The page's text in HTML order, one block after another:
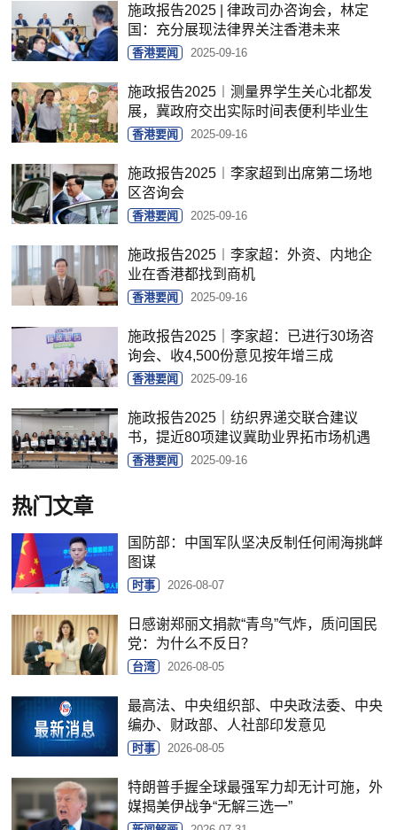
施政报告2025 | 律政司办咨询会，林定
国：充分展现法律界关注香港未来
香港要闻 2025-09-16
施政报告2025︱测量界学生关心北都发
展，冀政府交出实际时间表便利毕业生
香港要闻 2025-09-16
施政报告2025︱李家超到出席第二场地
区咨询会
香港要闻 2025-09-16
施政报告2025︱李家超：外资、内地企
业在香港都找到商机
香港要闻 2025-09-16
施政报告2025｜李家超：已进行30场咨
询会、收4,500份意见按年增三成
香港要闻 2025-09-16
施政报告2025｜纺织界递交联合建议
书，提近80项建议冀助业界拓市场机遇
香港要闻 2025-09-16
热门文章
国防部：中国军队坚决反制任何闹海挑衅
图谋
时事 2026-08-07
日感谢郑丽文捐款“青鸟”气炸，质问国民
党：为什么不反日？
台湾 2026-08-05
最高法、中央组织部、中央政法委、中央
编办、财政部、人社部印发意见
时事 2026-08-05
特朗普手握全球最强军力却无计可施，外
媒揭美伊战争“无解三选一”